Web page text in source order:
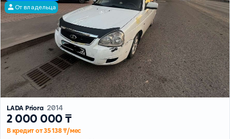
От владельца
LADA Priora 2014
2 000 000 ₸
В кредит от 35 138 ₸/мес